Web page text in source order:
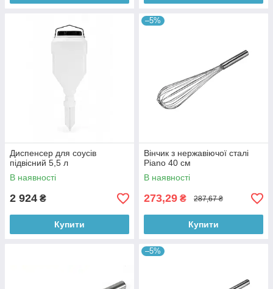
Диспенсер для соусів
підвісний 5,5 л
В наявності
2 924 ₴
Купити
–5%
Вінчик з нержавіючої сталі
Piano 40 см
В наявності
273,29 ₴ 287,67 ₴
Купити
–5%